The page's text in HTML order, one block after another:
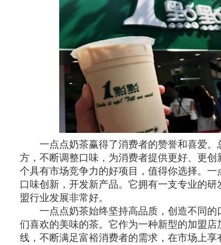
一点点奶茶赢得了消费者的赞誉和喜爱。
方，不断调整口味，为消费者提供更好、更创
个具有市场竞争力的好项目，值得你选择。一
口味创新，开发新产品。它拥有一支专业的研
盟行业发展非常好。
一点点奶茶始终坚持高品质，创造不同的
们喜欢的美味的茶。它作为一种新型的加盟店
线，不断满足富裕消费者的需求，在市场上享